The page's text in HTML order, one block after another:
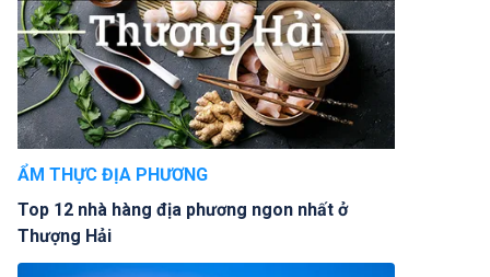
ẨM THỰC ĐỊA PHƯƠNG
Top 12 nhà hàng địa phương ngon nhất ở
Thượng Hải